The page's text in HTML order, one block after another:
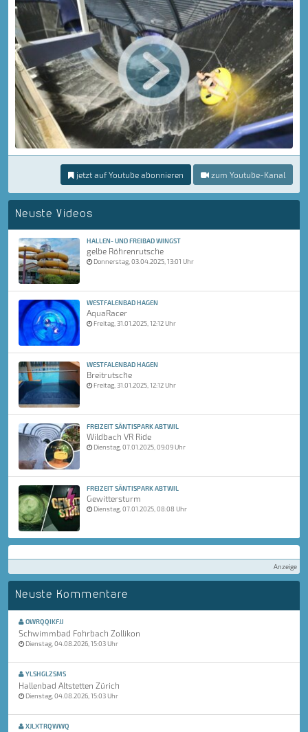
jetzt auf Youtube abonnieren zum Youtube-Kanal
Neuste Videos
HALLEN- UND FREIBAD WINGST
gelbe Röhrenrutsche
Donnerstag, 03.04.2025, 13:01 Uhr
WESTFALENBAD HAGEN
AquaRacer
Freitag, 31.01.2025, 12:12 Uhr
WESTFALENBAD HAGEN
Breitrutsche
Freitag, 31.01.2025, 12:12 Uhr
FREIZEIT SÄNTISPARK ABTWIL
Wildbach VR Ride
Dienstag, 07.01.2025, 09:09 Uhr
FREIZEIT SÄNTISPARK ABTWIL
Gewittersturm
Dienstag, 07.01.2025, 08:08 Uhr
Anzeige
Neuste Kommentare
OWRQQIKFJJ
Schwimmbad Fohrbach Zollikon
Dienstag, 04.08.2026, 15:03 Uhr
YLSHGLZSMS
Hallenbad Altstetten Zürich
Dienstag, 04.08.2026, 15:03 Uhr
XJLXTRQWWQ